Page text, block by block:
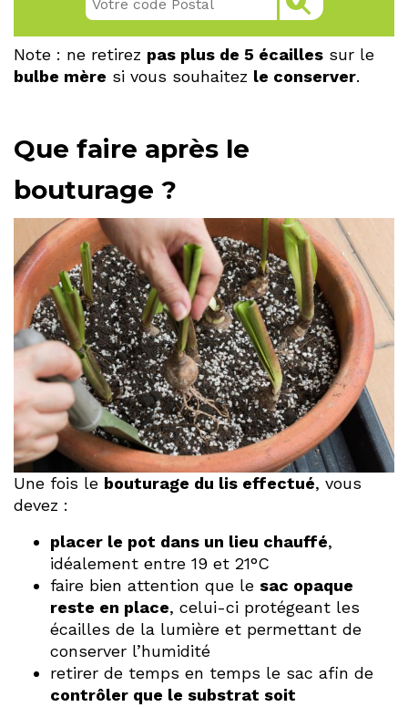
Note : ne retirez pas plus de 5 écailles sur le
bulbe mère si vous souhaitez le conserver.
Que faire après le
bouturage ?
Une fois le bouturage du lis effectué, vous
devez :
placer le pot dans un lieu chauffé,
idéalement entre 19 et 21°C
faire bien attention que le sac opaque
reste en place, celui-ci protégeant les
écailles de la lumière et permettant de
conserver l’humidité
retirer de temps en temps le sac afin de
contrôler que le substrat soit